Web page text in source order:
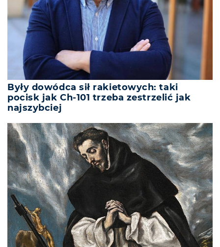
Były dowódca sił rakietowych: taki
pocisk jak Ch-101 trzeba zestrzelić jak
najszybciej